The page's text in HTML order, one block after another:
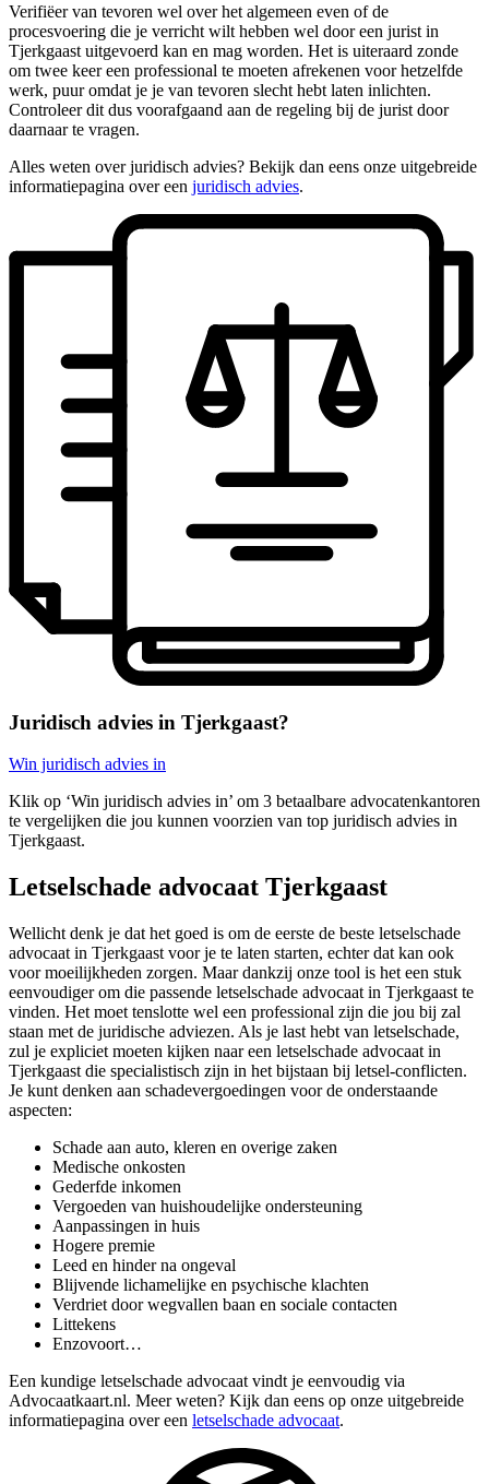
Verifiëer van tevoren wel over het algemeen even of de
procesvoering die je verricht wilt hebben wel door een jurist in
Tjerkgaast uitgevoerd kan en mag worden. Het is uiteraard zonde
om twee keer een professional te moeten afrekenen voor hetzelfde
werk, puur omdat je je van tevoren slecht hebt laten inlichten.
Controleer dit dus voorafgaand aan de regeling bij de jurist door
daarnaar te vragen.
Alles weten over juridisch advies? Bekijk dan eens onze uitgebreide
informatiepagina over een juridisch advies.
Juridisch advies in Tjerkgaast?
Win juridisch advies in
Klik op ‘Win juridisch advies in’ om 3 betaalbare advocatenkantoren
te vergelijken die jou kunnen voorzien van top juridisch advies in
Tjerkgaast.
Letselschade advocaat Tjerkgaast
Wellicht denk je dat het goed is om de eerste de beste letselschade
advocaat in Tjerkgaast voor je te laten starten, echter dat kan ook
voor moeilijkheden zorgen. Maar dankzij onze tool is het een stuk
eenvoudiger om die passende letselschade advocaat in Tjerkgaast te
vinden. Het moet tenslotte wel een professional zijn die jou bij zal
staan met de juridische adviezen. Als je last hebt van letselschade,
zul je expliciet moeten kijken naar een letselschade advocaat in
Tjerkgaast die specialistisch zijn in het bijstaan bij letsel-conflicten.
Je kunt denken aan schadevergoedingen voor de onderstaande
aspecten:
Schade aan auto, kleren en overige zaken
Medische onkosten
Gederfde inkomen
Vergoeden van huishoudelijke ondersteuning
Aanpassingen in huis
Hogere premie
Leed en hinder na ongeval
Blijvende lichamelijke en psychische klachten
Verdriet door wegvallen baan en sociale contacten
Littekens
Enzovoort…
Een kundige letselschade advocaat vindt je eenvoudig via
Advocaatkaart.nl. Meer weten? Kijk dan eens op onze uitgebreide
informatiepagina over een letselschade advocaat.